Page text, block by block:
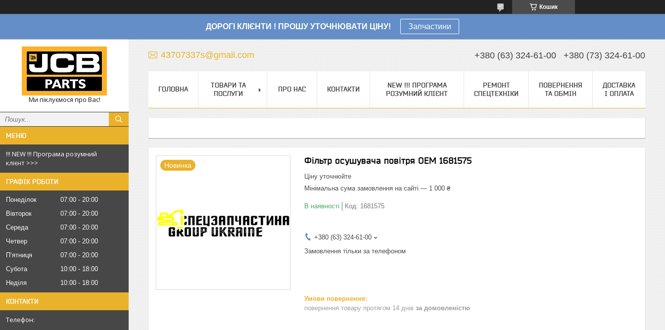
Кошик
ДОРОГІ КЛІЄНТИ ! ПРОШУ УТОЧНЮВАТИ ЦІНУ! Запчастини
Ми піклуємося про Вас!
!!! NEW !!! Програма розумний
клієнт >>>
ГРАФІК РОБОТИ
Понеділок 07:00
20:00
Вівторок
07:00
20:00
Середа
07:00
20:00
Четвер
07:00
20:00
Пʼятниця
07:00
20:00
Субота
10:00
18:00
Неділя
10:00 18:00
КОНТАКТИ
43707337s@gmail.com +380 (63) 324-61-00 +380 (73) 324-61-00
ГОЛОВНА
ТОВАРИ ТА
ПОСЛУГИ
ПРО НАС КОНТАКТИ
NEW !!! ПРОГРАМА
РОЗУМНИЙ КЛІЄНТ
РЕМОНТ
СПЕЦТЕХНІКИ
ПОВЕРНЕННЯ
ТА ОБМІН
ДОСТАВКА
І ОПЛАТА
Новинка Фільтр осушувача повітря OEM 1681575
Ціну уточнюйте
Мінімальна сума замовлення на сайті — 1 000 ₴
В наявності Код: 1681575
+380 (63) 324-61-00
Замовлення тільки за телефоном
повернення товару протягом 14 днів за домовленістю